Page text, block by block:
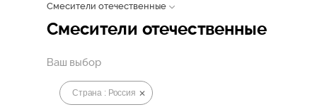
Смесители отечественные
Смесители отечественные
Ваш выбор
Страна : Россия